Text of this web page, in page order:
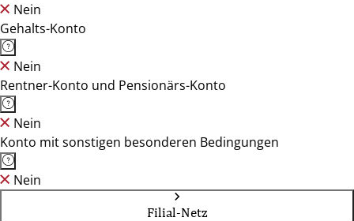
Nein
Gehalts-Konto
Nein
Rentner-Konto und Pensionärs-Konto
Nein
Konto mit sonstigen besonderen Bedingungen
Nein
Filial-Netz